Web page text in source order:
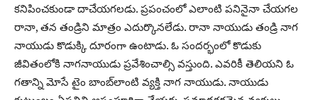
క‌నిపించ‌కుండా దాచేయ‌గ‌ల‌డు. ప్ర‌పంచంలో ఎలాంటి ప‌నినైనా చేయ‌గ‌ల
రానా, త‌న తండ్రిని మాత్రం ఎదుర్కొన‌లేడు. రానా నాయుడు తండ్రి నాగ
నాయుడు కొడుక్కి దూరంగా ఉంటాడు. ఓ సంద‌ర్భంలో కొడుకు
జీవితంలోకి నాగ‌నాయుడు ప్ర‌వేశించాల్సి వ‌స్తుంది. ఎవ‌రికీ తెలియ‌ని ఓ
గ‌తాన్ని మోసే టైం బాంబ్‌లాంటి వ్య‌క్తి నాగ నాయుడు. నాయుడు